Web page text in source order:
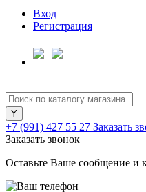
Вход
Регистрация
+7 (991) 427 55 27 Заказать
Заказать звонок
Оставьте Ваше сообщение и